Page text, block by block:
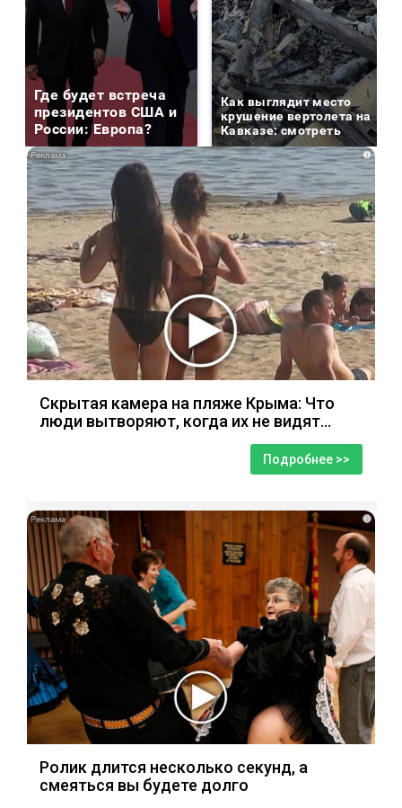
Где будет встреча
президентов США и
России: Европа?
Как выглядит место
крушение вертолета на
Кавказе: смотреть
i
Скрытая камера на пляже Крыма: Что
люди вытворяют, когда их не видят...
Подробнее >>
i
Ролик длится несколько секунд, а
смеяться вы будете долго